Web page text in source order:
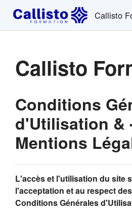
Passer au contenu principal
Callisto
Callisto
Conditions
d'Utilisation &
Mentions
L'accès et l'utilisation du site
l'acceptation et au respect
Conditions Générales